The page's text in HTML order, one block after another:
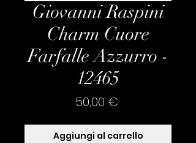
Giovanni Raspini
Charm Cuore
Farfalle Azzurro -
12465
50,00 €Prezzo
Aggiungi al carrello